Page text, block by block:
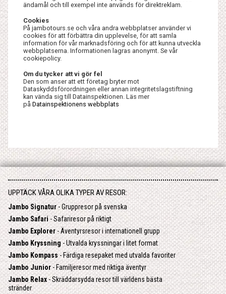
ändamål och till exempel inte används för direktreklam.
Cookies
På jambotours.se och våra andra webbplatser använder vi
cookies för att förbättra din upplevelse, för att samla
information för vår marknadsföring och för att kunna utveckla
webbplatserna. Informationen lagras anonymt. Se vår
cookiepolicy.
Om du tycker att vi gör fel
Den som anser att ett företag bryter mot
Dataskyddsförordningen eller annan integritetslagstiftning
kan vända sig till Datainspektionen. Läs mer
på Datainspektionens webbplats
UPPTÄCK VÅRA OLIKA TYPER AV RESOR:
Jambo Signatur- Gruppresor på svenska
Jambo Safari- Safariresor på riktigt
Jambo Explorer- Äventyrsresor i internationell grupp
Jambo Kryssning - Utvalda kryssningar i litet format
Jambo Kompass- Färdiga resepaket med utvalda favoriter
Jambo Junior- Familjeresor med riktiga äventyr
Jambo Relax- Skräddarsydda resor till världens bästa
stränder